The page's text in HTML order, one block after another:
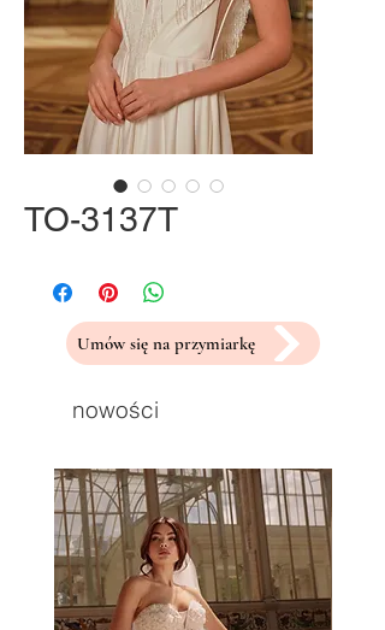
TO-3137T
Umów się na przymiarkę
nowości